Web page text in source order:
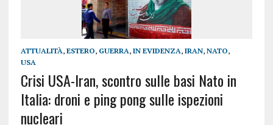
ATTUALITÀ, ESTERO, GUERRA, IN EVIDENZA, IRAN, NATO,
USA
Crisi USA-Iran, scontro sulle basi Nato in
Italia: droni e ping pong sulle ispezioni
nucleari